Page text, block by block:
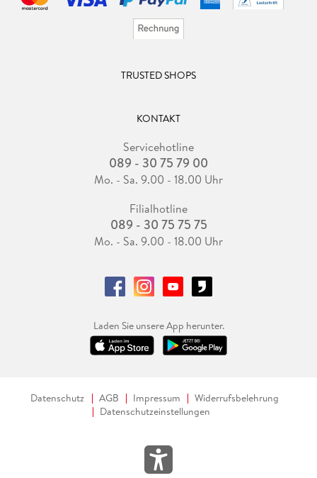
TRUSTED SHOPS
KONTAKT
Servicehotline
089 - 30 75 79 00
Mo. - Sa. 9.00 - 18.00 Uhr
Filialhotline
089 - 30 75 75 75
Mo. - Sa. 9.00 - 18.00 Uhr
Laden Sie unsere App herunter.
Datenschutz AGB Impressum
Widerrufsbelehrung
Datenschutzeinstellungen